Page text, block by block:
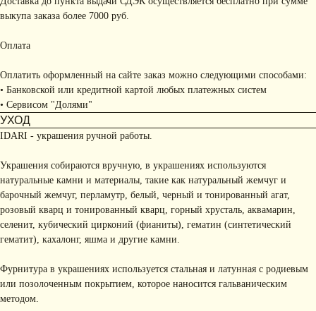
выкупа заказа более 7000 руб.
Оплата
Оплатить оформленный на сайте заказ можно следующими способами:
• Банковской или кредитной картой любых платежных систем
• Сервисом "Долями"
УХОД
IDARI - украшения ручной работы.
Украшения собираются вручную, в украшениях используются
натуральные камни и материалы, такие как натуральный жемчуг и
барочный жемчуг, перламутр, белый, черный и тонированный агат,
розовый кварц и тонированный кварц, горный хрусталь, аквамарин,
селенит, кубический цирконий (фианиты), гематин (синтетический
гематит), кахалонг, яшма и другие камни.
Фурнитура в украшениях используется стальная и латунная с родиевым
или позолоченным покрытием, которое наносится гальваническим
методом.
• Доставка и оплата
• Каталог
idari.brand@mail.ru
+ 7 (916) 958-00-78
КОНТАКТЫ
РАЗДЕЛЫ ИНТЕРНЕТ-
МАГАЗИНА